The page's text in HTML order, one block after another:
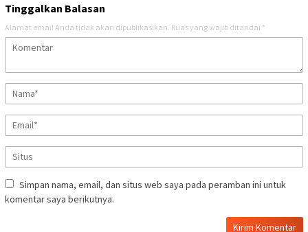
Tinggalkan Balasan
Alamat email Anda tidak akan dipublikasikan. Ruas yang wajib ditandai *
Simpan nama, email, dan situs web saya pada peramban ini untuk
komentar saya berikutnya.